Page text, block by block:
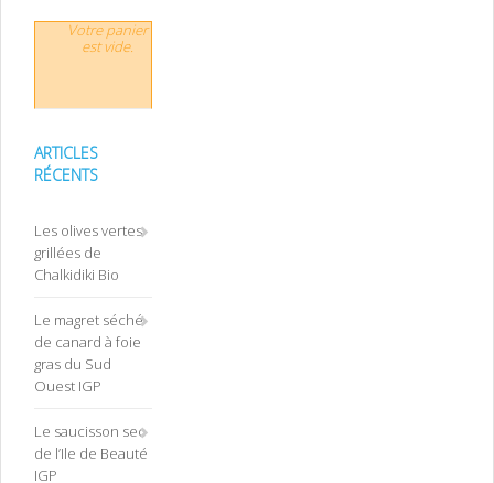
Votre panier
est vide.
ARTICLES
RÉCENTS
Les olives vertes
grillées de
Chalkidiki Bio
Le magret séché
de canard à foie
gras du Sud
Ouest IGP
Le saucisson sec
de l’Ile de Beauté
IGP